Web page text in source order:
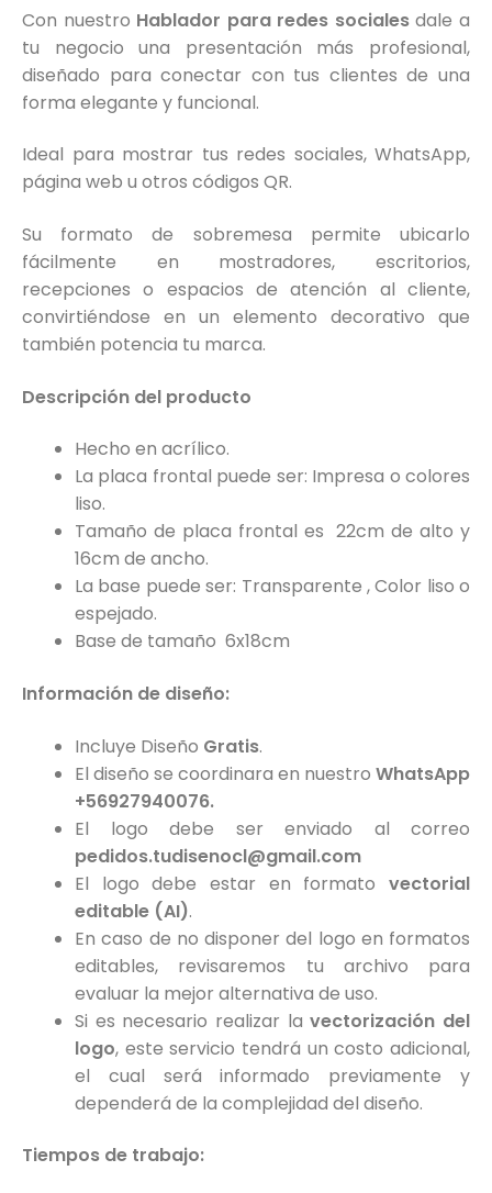
Con nuestro Hablador para redes socialesdale a
tu negocio una presentación más profesional,
diseñado para conectar con tus clientes de una
forma elegante y funcional.
Ideal para mostrar tus redes sociales, WhatsApp,
página web u otros códigos QR.
Su formato de sobremesa permite ubicarlo
fácilmente en mostradores, escritorios,
recepciones o espacios de atención al cliente,
convirtiéndose en un elemento decorativo que
también potencia tu marca.
Descripción del producto
Hecho en acrílico.
La placa frontal puede ser: Impresa o colores
liso.
Tamaño de placa frontal es 22cm de alto y
16cm de ancho.
La base puede ser: Transparente , Color liso o
espejado.
Base de tamaño 6x18cm
Información de diseño:
Incluye Diseño Gratis.
El diseño se coordinara en nuestro WhatsApp
+56927940076.
El logo debe ser enviado al correo
pedidos.tudisenocl@gmail.com
El logo debe estar en formato vectorial
editable (AI).
En caso de no disponer del logo en formatos
editables, revisaremos tu archivo para
evaluar la mejor alternativa de uso.
Si es necesario realizar lavectorización del
logo, este servicio tendrá un costo adicional,
el cual será informado previamente y
dependerá de la complejidad del diseño.
Tiempos de trabajo: